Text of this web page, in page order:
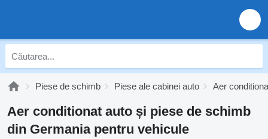
Piese de schimb Piese ale cabinei auto Aer
Aer conditionat auto și piese de schimb
din Germania pentru vehicule